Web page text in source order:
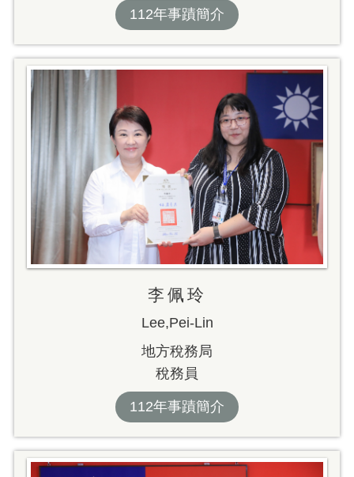
112年事蹟簡介
李佩玲
Lee,Pei-Lin
地方稅務局
稅務員
112年事蹟簡介